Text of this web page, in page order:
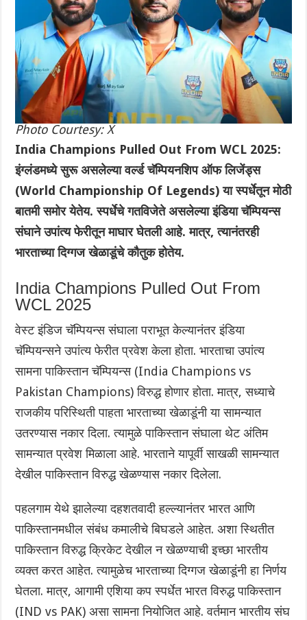
Photo Courtesy: X
India Champions Pulled Out From WCL 2025:
इंग्लंडमध्ये सुरू असलेल्या वर्ल्ड चॅम्पियनशिप ऑफ लिजेंड्स
(World Championship Of Legends) या स्पर्धेतून मोठी
बातमी समोर येतेय. स्पर्धेचे गतविजेते असलेल्या इंडिया चॅम्पियन्स
संघाने उपांत्य फेरीतून माघार घेतली आहे. मात्र, त्यानंतरही
भारताच्या दिग्गज खेळाडूंचे कौतुक होतेय.
India Champions Pulled Out From
WCL 2025
वेस्ट इंडिज चॅम्पियन्स संघाला पराभूत केल्यानंतर इंडिया
चॅम्पियन्सने उपांत्य फेरीत प्रवेश केला होता. भारताचा उपांत्य
सामना पाकिस्तान चॅम्पियन्स (India Champions vs
Pakistan Champions) विरुद्ध होणार होता. मात्र, सध्याचे
राजकीय परिस्थिती पाहता भारताच्या खेळाडूंनी या सामन्यात
उतरण्यास नकार दिला. त्यामुळे पाकिस्तान संघाला थेट अंतिम
सामन्यात प्रवेश मिळाला आहे. भारताने यापूर्वी साखळी सामन्यात
देखील पाकिस्तान विरुद्ध खेळण्यास नकार दिलेला.
पहलगाम येथे झालेल्या दहशतवादी हल्ल्यानंतर भारत आणि
पाकिस्तानमधील संबंध कमालीचे बिघडले आहेत. अशा स्थितीत
पाकिस्तान विरुद्ध क्रिकेट देखील न खेळण्याची इच्छा भारतीय
व्यक्त करत आहेत. त्यामुळेच भारताच्या दिग्गज खेळाडूंनी हा निर्णय
घेतला. मात्र, आगामी एशिया कप स्पर्धेत भारत विरुद्ध पाकिस्तान
(IND vs PAK) असा सामना नियोजित आहे. वर्तमान भारतीय संघ